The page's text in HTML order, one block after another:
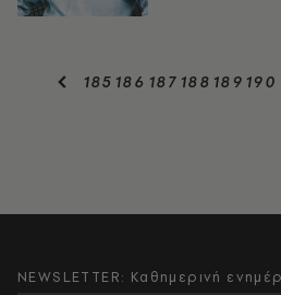
185 186 187 188 189 190
NEWSLETTER: Καθημερινή